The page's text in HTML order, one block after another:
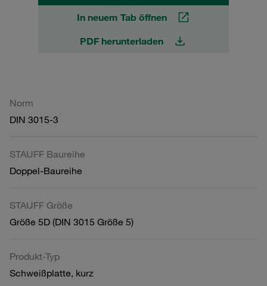
In neuem Tab öffnen
PDF herunterladen
Norm
DIN 3015-3
STAUFF Baureihe
Doppel-Baureihe
STAUFF Größe
Größe 5D (DIN 3015 Größe 5)
Produkt-Typ
Schweißplatte, kurz